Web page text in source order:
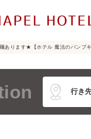
あります★【ホテル 魔法のパンプ